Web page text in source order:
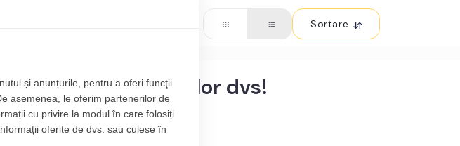
Sortare
corespunda criteriilor dvs!
și anunțurile, pentru a oferi funcţii
asemenea, le oferim partenerilor de
cu privire la modul în care folosiți
oferite de dvs. sau culese în